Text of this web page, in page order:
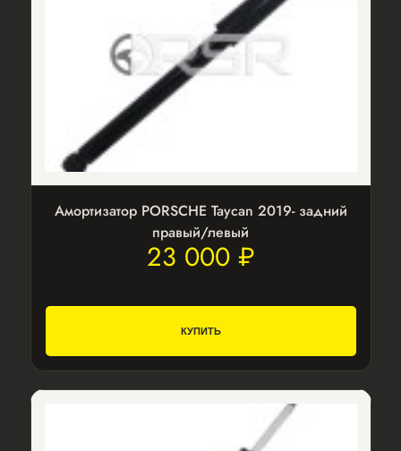
Амортизатор PORSCHE Taycan 2019- задний
правый/левый
23 000 ₽
КУПИТЬ